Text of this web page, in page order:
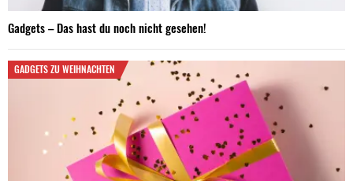
Gadgets – Das hast du noch nicht gesehen!
GADGETS ZU WEIHNACHTEN